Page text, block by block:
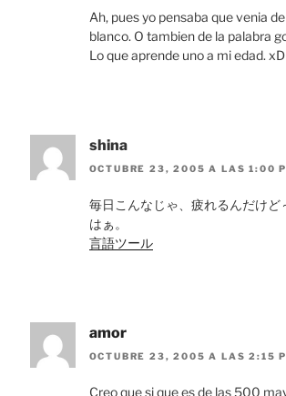
Ah, pues yo pensaba que venia
blanco. O tambien de la palabra
Lo que aprende uno a mi edad.
shina
OCTUBRE 23, 2005 A LAS 1:00
毎日こんなじゃ、疲れるんだけど
はぁ。
言語ツール
amor
OCTUBRE 23, 2005 A LAS 2:15
Creo que si que es de las 500